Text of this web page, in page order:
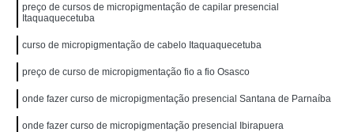
preço de cursos de micropigmentação de capilar presencial
Itaquaquecetuba
curso de micropigmentação de cabelo Itaquaquecetuba
preço de curso de micropigmentação fio a fio Osasco
onde fazer curso de micropigmentação presencial Santana de Parnaíba
onde fazer curso de micropigmentação presencial Ibirapuera